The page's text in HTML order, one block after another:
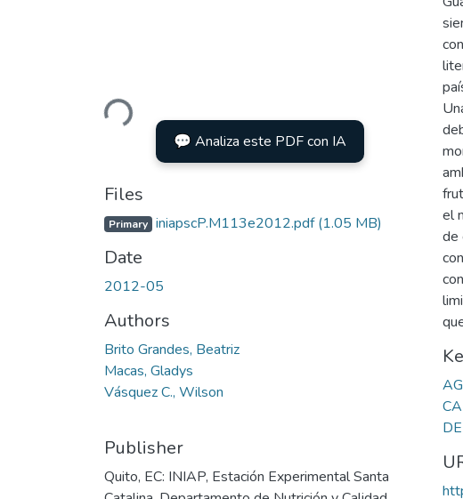
Loading...
💬 Analiza este PDF con IA
Files
Primary iniapscP.M113e2012.pdf(1.05 MB)
Date
2012-05
Authors
Brito Grandes, Beatriz
Macas, Gladys
Vásquez C., Wilson
Publisher
Quito, EC: INIAP, Estación Experimental Santa
el
de